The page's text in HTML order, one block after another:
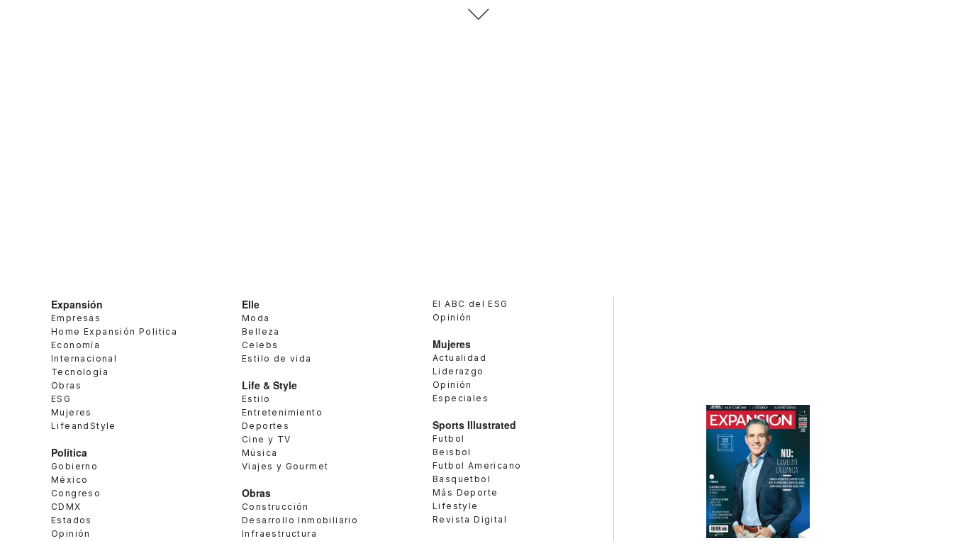
Expansión
Empresas
Home Expansión Politica
Economía
Internacional
Tecnología
Obras
ESG
Mujeres
LifeandStyle
Política
Gobierno
México
Congreso
CDMX
Estados
Opinión
Elle
Moda
Belleza
Celebs
Estilo de vida
Life & Style
Estilo
Entretenimiento
Deportes
Cine y TV
Música
Viajes y Gourmet
Obras
Construcción
Desarrollo Inmobiliario
Infraestructura
El ABC del ESG
Opinión
Mujeres
Actualidad
Liderazgo
Opinión
Especiales
Sports Illustrated
Futbol
Beisbol
Futbol Americano
Basquetbol
Más Deporte
Lifestyle
Revista Digital